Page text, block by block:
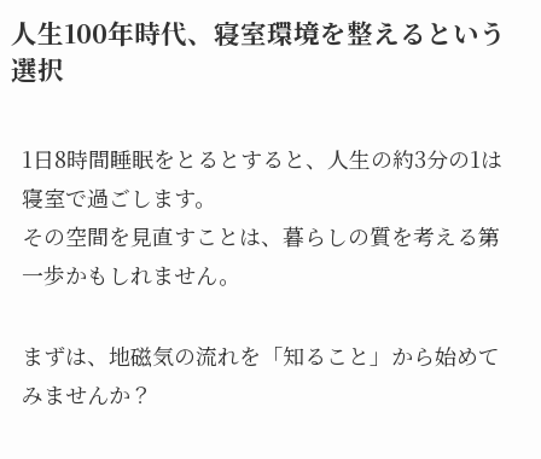
人生100年時代、寝室環境を整えるという
選択
1日8時間睡眠をとるとすると、人生の約3分の1は
寝室で過ごします。
その空間を見直すことは、暮らしの質を考える第
一歩かもしれません。
まずは、地磁気の流れを「知ること」から始めて
みませんか？